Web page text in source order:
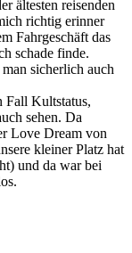
ältesten reisenden
richtig erinner
Fahrgeschäft das
schade finde.
sicherlich auch
Fall Kultstatus,
sehen. Da
Love Dream von
kleiner Platz hat
und da war bei